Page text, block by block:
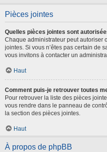
Pièces jointes
Quelles pièces jointes sont
Chaque administrateur peut autoriser
jointes. Si vous n’êtes pas certain de
vous invitons à contacter un
Haut
Comment puis-je retrouver toutes
Pour retrouver la liste des pièces
vous rendre dans le panneau de
la section des pièces jointes.
Haut
À propos de phpBB